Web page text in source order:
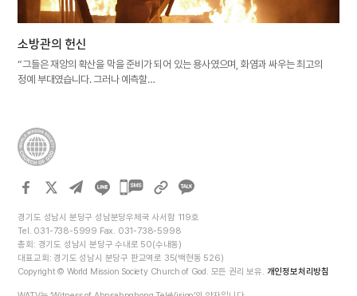
소방관의 헌신
“그들은 재앙의 확산을 막을 준비가 되어 있는 용사였으며, 화염과 싸우는 최고의
정예 부대였습니다. 그러나 예측할…
카카오톡
경기도 성남시 분당구 성남분당우체국 사서함 119호
Tel. 031-738-5999 Fax. 031-738-5998
총회: 경기도 성남시 분당구 수내로 50(수내동)
대표교회: 경기도 성남시 분당구 판교역로 35(백현동 526)
Copyright © World Mission Society Church of God. 모든 권리 보유. 개인정보처리방침